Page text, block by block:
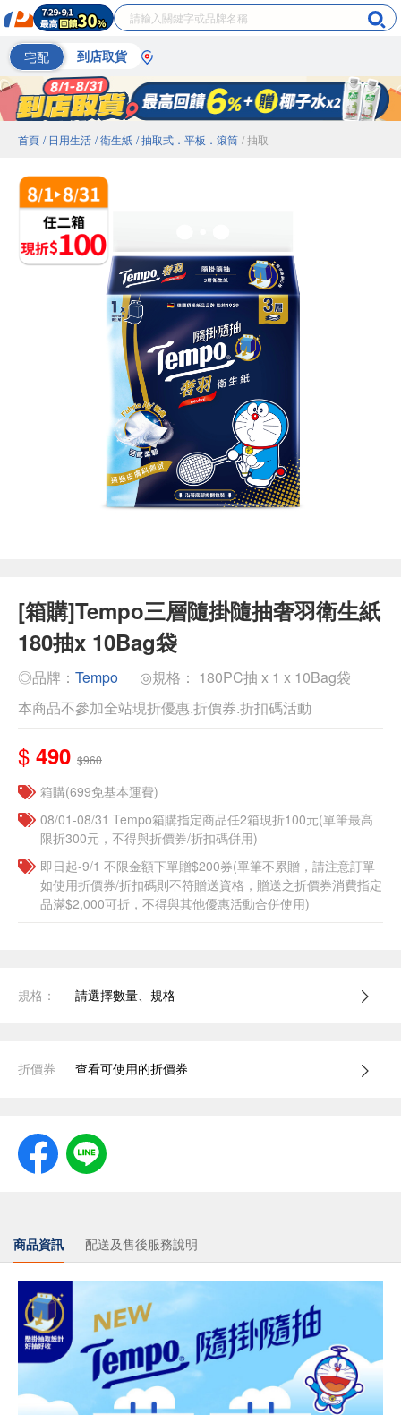
宅配 到店取貨
首頁 / 日用生活 / 衛生紙 / 抽取式．平板．滾筒 / 抽取
[箱購]Tempo三層隨掛隨抽奢羽衛生紙
180抽x 10Bag袋
◎品牌： Tempo
◎規格： 180PC抽 x 1 x 10Bag袋
本商品不參加全站現折優惠.折價券.折扣碼活動
$ 490 $960
箱購(699免基本運費)
08/01-08/31 Tempo箱購指定商品任2箱現折100元(單筆最高
限折300元，不得與折價券/折扣碼併用)
即日起-9/1 不限金額下單贈$200券(單筆不累贈，請注意訂單
如使用折價券/折扣碼則不符贈送資格，贈送之折價券消費指定
品滿$2,000可折，不得與其他優惠活動合併使用)
規格： 請選擇數量、規格
折價券 查看可使用的折價券
商品資訊 配送及售後服務說明